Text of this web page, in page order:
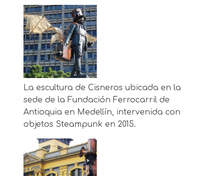
La escultura de Cisneros ubicada en la
sede de la Fundación Ferrocarril de
Antioquia en Medellín, intervenida con
objetos Steampunk en 2015.